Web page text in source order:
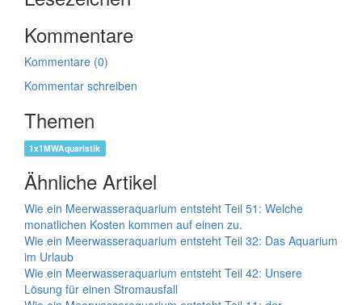
Kommentare
Kommentare (0)
Kommentar schreiben
Themen
1x1MWAquaristik
Ähnliche Artikel
Wie ein Meerwasseraquarium entsteht Teil 51: Welche
monatlichen Kosten kommen auf einen zu.
Wie ein Meerwasseraquarium entsteht Teil 32: Das Aquarium
im Urlaub
Wie ein Meerwasseraquarium entsteht Teil 42: Unsere
Lösung für einen Stromausfall